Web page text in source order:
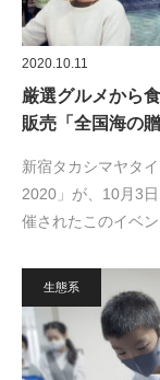
2020.10.11
厳選グルメから
販売「全国海の
新宿タカシマヤタ
2020」が、10月3
催されたこのイベ
生態系